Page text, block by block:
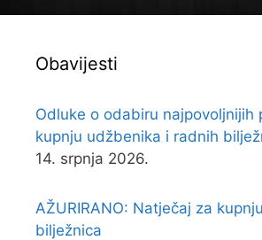
Obavijesti
Odluke o odabiru najpovoljnijih
kupnju udžbenika i radnih
14. srpnja 2026.
AŽURIRANO: Natječaj za
bilježnica